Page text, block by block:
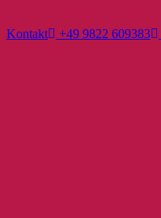
Kontakt +49 9822 609383